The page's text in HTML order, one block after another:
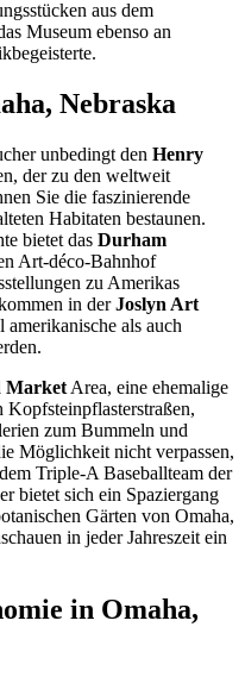
aus dem
Museum ebenso an
Nebraska
unbedingt den Henry
der zu den weltweit
Sie die faszinierende
Habitaten bestaunen.
bietet das Durham
Art-déco-Bahnhof
zu Amerikas
in derJoslyn Art
als auch
Market Area, eine ehemalige
Kopfsteinpflasterstraßen,
zum Bummeln und
Möglichkeit nicht verpassen,
Triple-A Baseballteam der
bietet sich ein Spaziergang
Gärten von Omaha,
in jeder Jahreszeit ein
in Omaha,